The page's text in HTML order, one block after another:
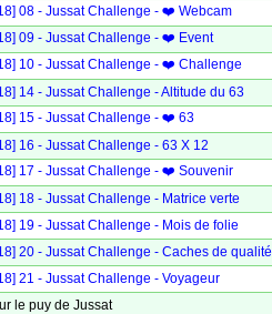
08 - Jussat Challenge - ❤️ Webcam
09 - Jussat Challenge - ❤️ Event
10 - Jussat Challenge - ❤️ Challenge
14 - Jussat Challenge - Altitude du 63
15 - Jussat Challenge - ❤️ 63
16 - Jussat Challenge - 63 X 12
17 - Jussat Challenge - ❤️ Souvenir
18 - Jussat Challenge - Matrice verte
19 - Jussat Challenge - Mois de folie
20 - Jussat Challenge - Caches de qualité
21 - Jussat Challenge - Voyageur
le puy de Jussat